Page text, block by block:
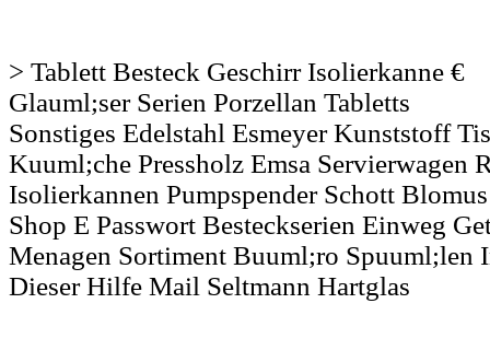
> Tablett Besteck Geschirr Isolierkanne €
Glauml;ser Serien Porzellan Tabletts
Sonstiges Edelstahl Esmeyer Kunststoff
Kuuml;che Pressholz Emsa Servierwagen
Isolierkannen Pumpspender Schott
Shop E Passwort Besteckserien Einweg
Menagen Sortiment Buuml;ro Spuuml;len
Dieser Hilfe Mail Seltmann Hartglas